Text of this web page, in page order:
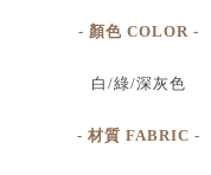
- 顏色 COLOR -
白/綠/深灰色
- 材質 FABRIC -